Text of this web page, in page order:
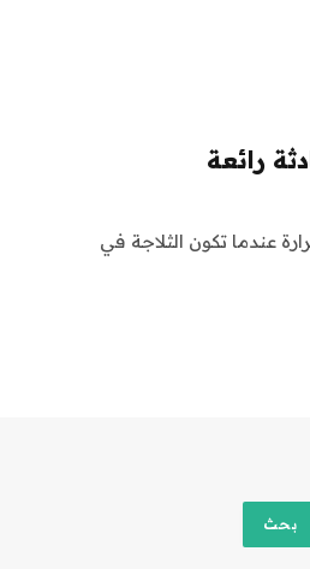
رائعة
عندما تكون الثلاجة في